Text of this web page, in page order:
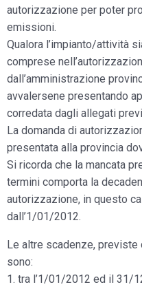
autorizzazione per poter
emissioni.
Qualora l’impianto/attività
comprese
dall’amministrazione
avvalersene presentando
corredata dagli allegati
La domanda di
presentata alla provincia
Si ricorda che la mancata
termini comporta la
autorizzazione, in questo
dall’1/01/2012.
Le altre scadenze, previste
sono:
1. tra l’1/01/2012 ed il 31/